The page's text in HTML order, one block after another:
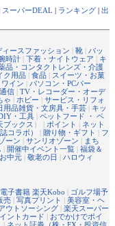
スーパーDEAL | ランキング | 出
ィースファッション | 靴 | バッ
時計 | 下着・ナイトウェア | キ
品・コンタクトレンズ・介護
ク用品 | 食品 | スイーツ・お菓
ワイン | パソコン・PCパー
信 | TV・レコーダー・オーデ
ゃ | ホビー | サービス・リフォ
用品雑貨・文房具・手芸 | キッ
・工具 | ペットフード ・ ペ
ブックス ） | ポイント | ネット
コラボ） | 贈り物・ギフト | フ
ーン | サンリオゾーン | まち
| 開催中イベント一覧 | 福袋＆
お中元 | 敬老の日 | ハロウィ
電子書籍 楽天Kobo | ゴルフ場予
売 | 写真プリント | 美容室・ヘ
ウトソーシング | 楽天スーパー
ントカード | おでかけでポイ